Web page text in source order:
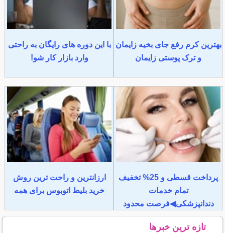
بهترین کرم رفع جای بخیه زایمان
و ترک پوستی زایمان
با این دوره های رایگان به راحتی
وارد بازار کار شو!
پرداخت قسطی و 25% تخفیف
تمام خدمات
دندانپزشکی◀فرصت محدود
ارزانترین و راحت ترین روش
خرید بلیط اتوبوس برای همه
تازه ترین خبرها